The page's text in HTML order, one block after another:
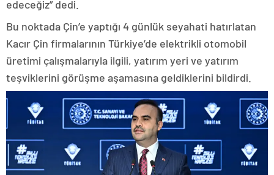
edeceğiz” dedi.
Bu noktada Çin’e yaptığı 4 günlük seyahati hatırlatan
Kacır Çin firmalarının Türkiye’de elektrikli otomobil
üretimi çalışmalarıyla ilgili, yatırım yeri ve yatırım
teşviklerini görüşme aşamasına geldiklerini bildirdi.